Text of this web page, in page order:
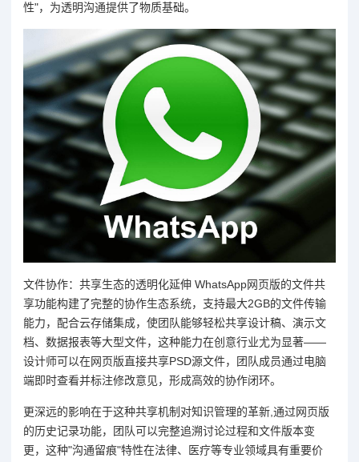
性"，为透明沟通提供了物质基础。
文件协作：共享生态的透明化延伸 WhatsApp网页版的文件共
享功能构建了完整的协作生态系统，支持最大2GB的文件传输
能力，配合云存储集成，使团队能够轻松共享设计稿、演示文
档、数据报表等大型文件，这种能力在创意行业尤为显著——
设计师可以在网页版直接共享PSD源文件，团队成员通过电脑
端即时查看并标注修改意见，形成高效的协作闭环。
更深远的影响在于这种共享机制对知识管理的革新,通过网页版
的历史记录功能，团队可以完整追溯讨论过程和文件版本变
更，这种"沟通留痕"特性在法律、医疗等专业领域具有重要价